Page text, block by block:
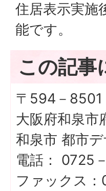
住居表示実施
能です。
この記事
〒594－8501
大阪府和泉市
和泉市 都市
電話： 0725
ファックス